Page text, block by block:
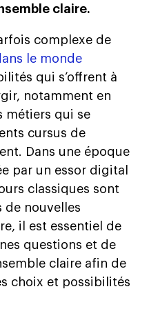
claire.
complexe de
le monde
qui s’offrent à
notamment en
métiers qui se
cursus de
Dans une époque
par un essor digital
classiques sont
de nouvelles
il est essentiel de
questions et de
claire afin de
choix et possibilités